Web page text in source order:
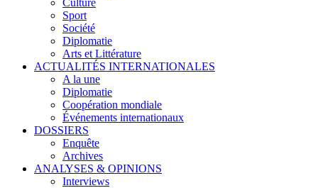
Culture
Sport
Société
Diplomatie
Arts et Littérature
ACTUALITÉS INTERNATIONALES
A la une
Diplomatie
Coopération mondiale
Événements internationaux
DOSSIERS
Enquête
Archives
ANALYSES & OPINIONS
Interviews